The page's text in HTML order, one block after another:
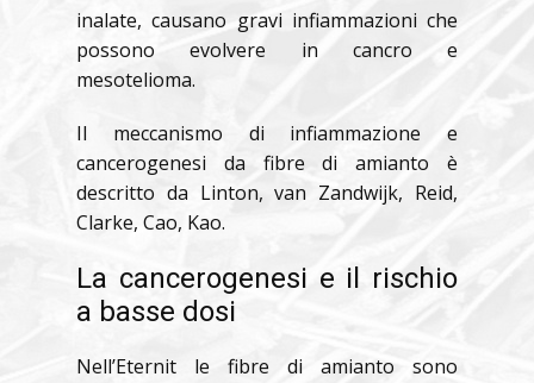
inalate, causano gravi infiammazioni che
possono evolvere in cancro e
mesotelioma.
Il meccanismo di infiammazione e
cancerogenesi da fibre di amianto è
descritto da Linton, van Zandwijk, Reid,
Clarke, Cao, Kao.
La cancerogenesi e il rischio
a basse dosi
Nell’Eternit le fibre di amianto sono